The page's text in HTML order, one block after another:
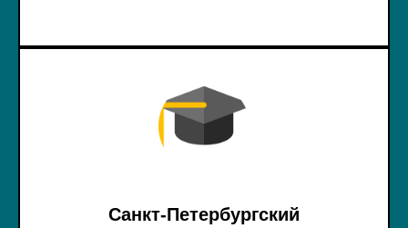
Санкт-Петербургский